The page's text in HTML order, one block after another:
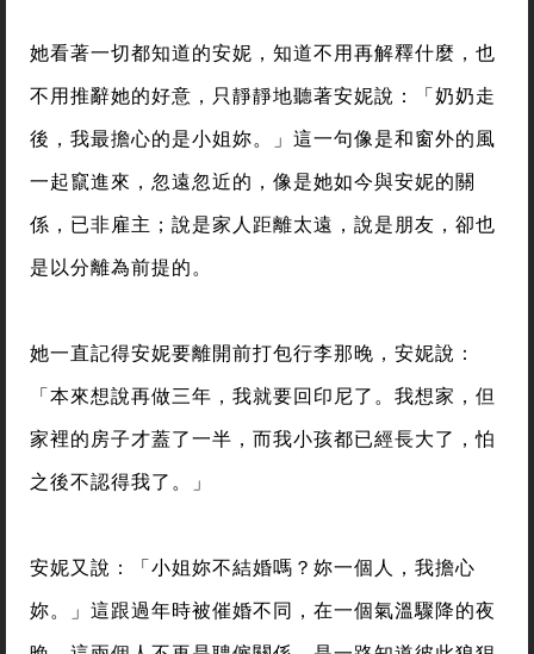
她看著一切都知道的安妮，知道不用再解釋什麼，也
不用推辭她的好意，只靜靜地聽著安妮說：「奶奶走
後，我最擔心的是小姐妳。」這一句像是和窗外的風
一起竄進來，忽遠忽近的，像是她如今與安妮的關
係，已非雇主；說是家人距離太遠，說是朋友，卻也
是以分離為前提的。
她一直記得安妮要離開前打包行李那晚，安妮說：
「本來想說再做三年，我就要回印尼了。我想家，但
家裡的房子才蓋了一半，而我小孩都已經長大了，怕
之後不認得我了。」
安妮又說：「小姐妳不結婚嗎？妳一個人，我擔心
妳。」這跟過年時被催婚不同，在一個氣溫驟降的夜